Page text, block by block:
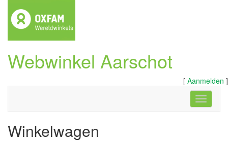
Webwinkel Aarschot
[ Aanmelden ]
Winkelwagen